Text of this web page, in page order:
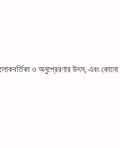
ও অনুপ্রেরণার উৎস, এবং কোনো